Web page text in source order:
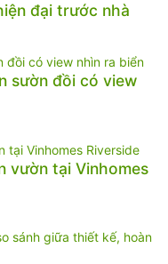
đại trước nhà
sườn đồi có view
vườn tại Vinhomes